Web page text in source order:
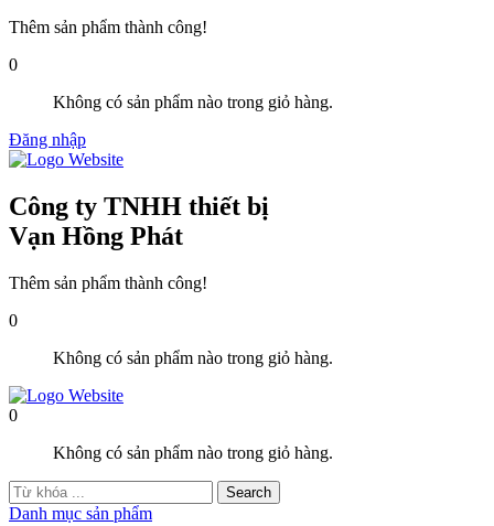
Thêm sản phẩm thành công!
0
Không có sản phẩm nào trong giỏ hàng.
Đăng nhập
Công ty TNHH thiết bị
Vạn Hồng Phát
Thêm sản phẩm thành công!
0
Không có sản phẩm nào trong giỏ hàng.
0
Không có sản phẩm nào trong giỏ hàng.
Danh mục sản phẩm